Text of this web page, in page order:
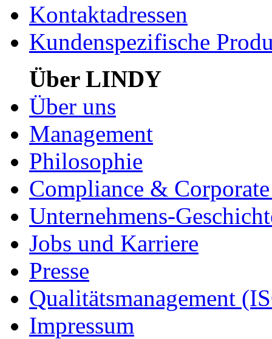
Kontaktadressen
Kundenspezifische
Über LINDY
Über uns
Management
Philosophie
Compliance &
Unternehmens-
Jobs und Karriere
Presse
Qualitätsmanagement
Impressum